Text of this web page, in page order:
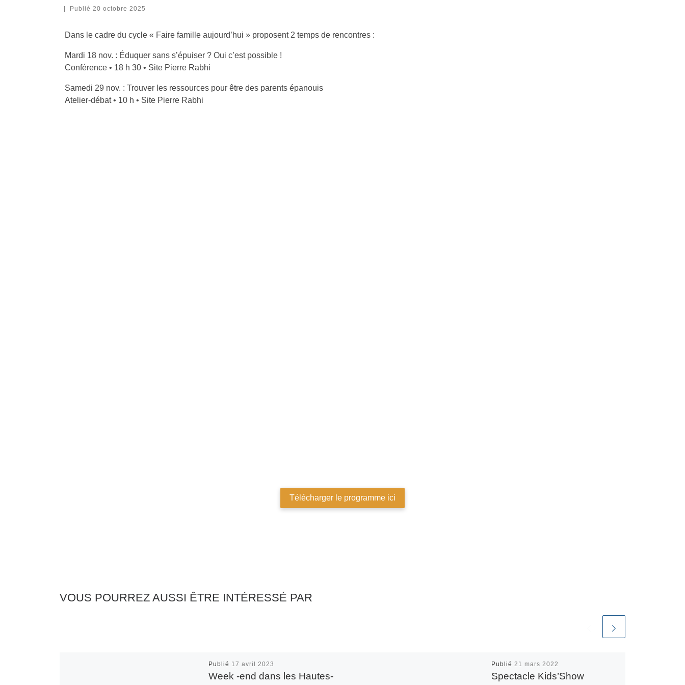
Publié 20 octobre 2025
Dans le cadre du cycle « Faire famille aujourd’hui » proposent 2 temps de rencontres :
Mardi 18 nov. : Éduquer sans s’épuiser ? Oui c’est possible !
Conférence • 18 h 30 • Site Pierre Rabhi
Samedi 29 nov. : Trouver les ressources pour être des parents épanouis
Atelier-débat • 10 h • Site Pierre Rabhi
Télécharger le programme ici
VOUS POURREZ AUSSI ÊTRE INTÉRESSÉ PAR
Publié 17 avril 2023
Week -end dans les Hautes-
Publié 21 mars 2022
Spectacle Kids’Show